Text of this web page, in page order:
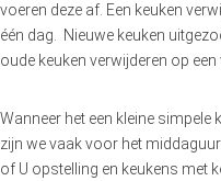
voeren deze af. Een keuken
één dag. Nieuwe keuken
oude keuken verwijderen op
Wanneer het een kleine simpele
zijn we vaak voor het
of U opstelling en keukens met